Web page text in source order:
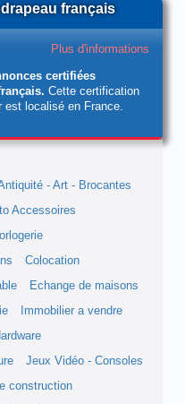
drapeau français
Plus d'informations
certifiées
Cette certification
est localisé en France.
- Art - Brocantes
Accessoires
Colocation
Echange de maisons
Immobilier a vendre
Jeux Vidéo - Consoles
construction